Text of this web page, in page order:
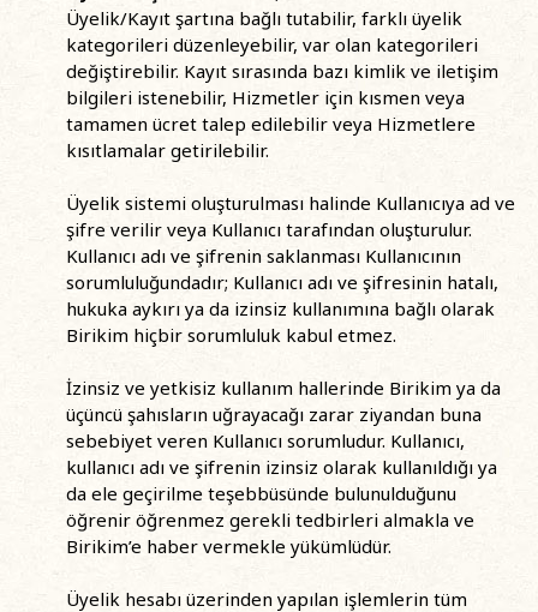
Üyelik/Kayıt şartına bağlı tutabilir, farklı üyelik
kategorileri düzenleyebilir, var olan kategorileri
değiştirebilir. Kayıt sırasında bazı kimlik ve iletişim
bilgileri istenebilir, Hizmetler için kısmen veya
tamamen ücret talep edilebilir veya Hizmetlere
kısıtlamalar getirilebilir.
Üyelik sistemi oluşturulması halinde Kullanıcıya ad ve
şifre verilir veya Kullanıcı tarafından oluşturulur.
Kullanıcı adı ve şifrenin saklanması Kullanıcının
sorumluluğundadır; Kullanıcı adı ve şifresinin hatalı,
hukuka aykırı ya da izinsiz kullanımına bağlı olarak
Birikim hiçbir sorumluluk kabul etmez.
İzinsiz ve yetkisiz kullanım hallerinde Birikim ya da
üçüncü şahısların uğrayacağı zarar ziyandan buna
sebebiyet veren Kullanıcı sorumludur. Kullanıcı,
kullanıcı adı ve şifrenin izinsiz olarak kullanıldığı ya
da ele geçirilme teşebbüsünde bulunulduğunu
öğrenir öğrenmez gerekli tedbirleri almakla ve
Birikim’e haber vermekle yükümlüdür.
Üyelik hesabı üzerinden yapılan işlemlerin tüm